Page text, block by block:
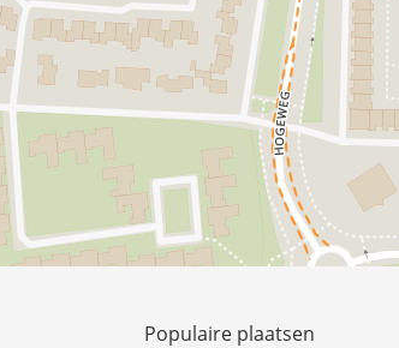
Populaire plaatsen